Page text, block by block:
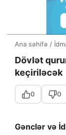
Ana səhifə /
Dövlət
keçiriləcək
0 0
Gənclər və